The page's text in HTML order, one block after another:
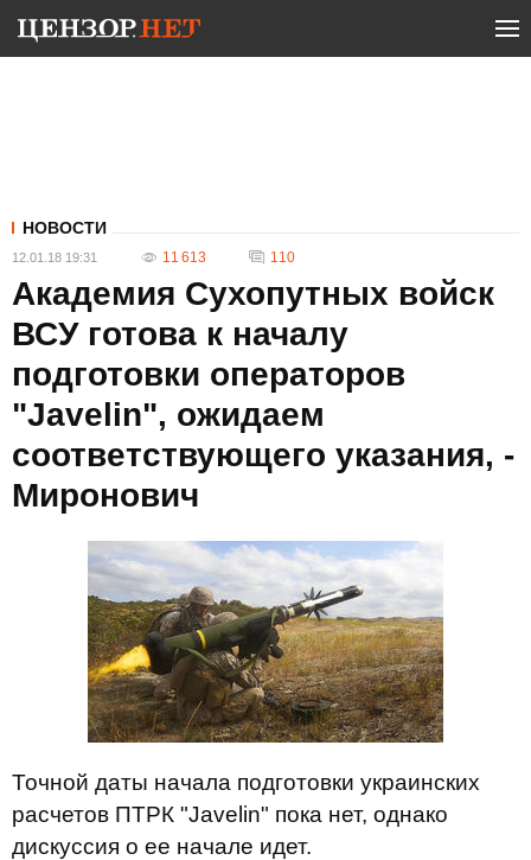
НОВОСТИ
12.01.18 19:31 11 613 110
Академия Сухопутных войск
ВСУ готова к началу
подготовки операторов
"Javelin", ожидаем
соответствующего указания, -
Миронович
Точной даты начала подготовки украинских
расчетов ПТРК "Javelin" пока нет, однако
дискуссия о ее начале идет.